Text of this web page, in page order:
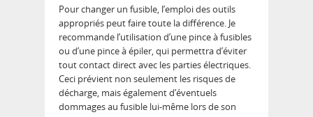
Pour changer un fusible, l’emploi des outils
appropriés peut faire toute la différence. Je
recommande l’utilisation d’une pince à fusibles
ou d’une pince à épiler, qui permettra d’éviter
tout contact direct avec les parties électriques.
Ceci prévient non seulement les risques de
décharge, mais également d’éventuels
dommages au fusible lui-même lors de son